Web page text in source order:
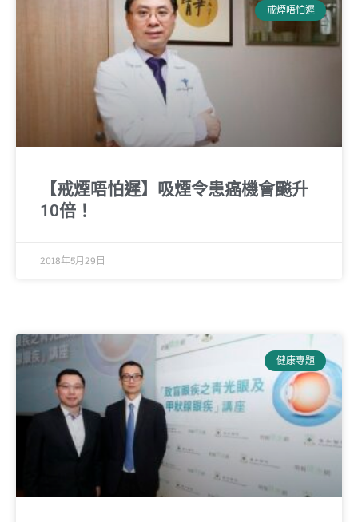
戒煙唔怕遲
【戒煙唔怕遲】吸煙令患癌機會飈升
10倍！
2018年5月29日
健康專題